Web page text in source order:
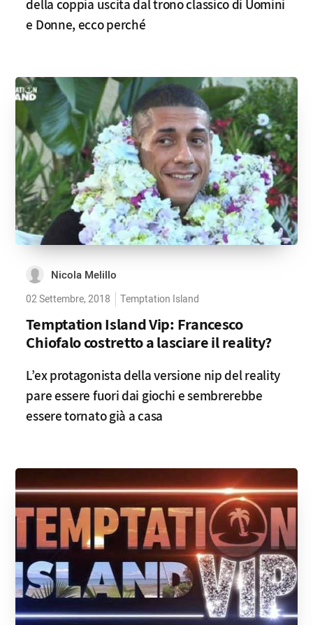
della coppia uscita dal trono classico di Uomini
e Donne, ecco perché
Nicola Melillo
02 Settembre, 2018 Temptation Island
Temptation Island Vip: Francesco
Chiofalo costretto a lasciare il reality?
L’ex protagonista della versione nip del reality
pare essere fuori dai giochi e sembrerebbe
essere tornato già a casa